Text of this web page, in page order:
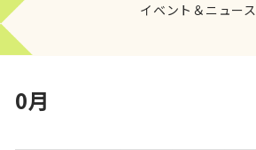
イベント＆ニュース
0月